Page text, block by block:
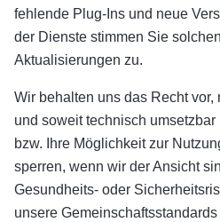
fehlende Plug-Ins und neue
der Dienste stimmen Sie
Aktualisierungen zu.
Wir behalten uns das Recht
und soweit technisch
bzw. Ihre Möglichkeit zur
sperren, wenn wir der Ansicht
Gesundheits- oder
unsere